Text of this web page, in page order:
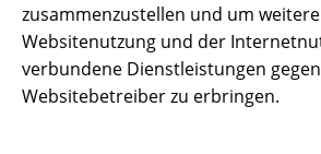
zusammenzustellen und um
Websitenutzung und der
verbundene Dienstleistungen
Websitebetreiber zu erbringen.